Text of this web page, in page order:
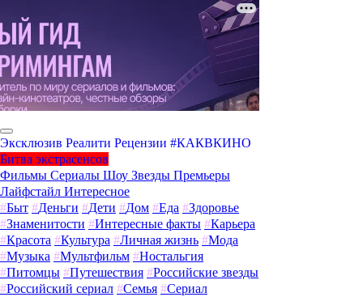
Эксклюзив Реалити Рецензии #КАКВКИНО
Битва экстрасенсов
Фильмы Сериалы Шоу Звезды Премьеры
Лайфстайл Интересное
#Быт #Деньги #Дети #Дом #Еда #Здоровье
#Знаменитости #Интересные факты #Карьера
#Красота #Культура #Личная жизнь #Мода
#Музыка #Мультфильм #Ностальгия
#Питомцы #Путешествия #Российские звезды
#Российский сериал #Семья #Сериал